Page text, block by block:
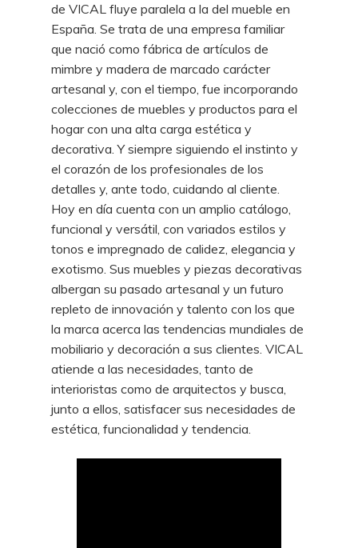
de VICAL fluye paralela a la del mueble en
España. Se trata de una empresa familiar
que nació como fábrica de artículos de
mimbre y madera de marcado carácter
artesanal y, con el tiempo, fue incorporando
colecciones de muebles y productos para el
hogar con una alta carga estética y
decorativa. Y siempre siguiendo el instinto y
el corazón de los profesionales de los
detalles y, ante todo, cuidando al cliente.
Hoy en día cuenta con un amplio catálogo,
funcional y versátil, con variados estilos y
tonos e impregnado de calidez, elegancia y
exotismo. Sus muebles y piezas decorativas
albergan su pasado artesanal y un futuro
repleto de innovación y talento con los que
la marca acerca las tendencias mundiales de
mobiliario y decoración a sus clientes. VICAL
atiende a las necesidades, tanto de
interioristas como de arquitectos y busca,
junto a ellos, satisfacer sus necesidades de
estética, funcionalidad y tendencia.